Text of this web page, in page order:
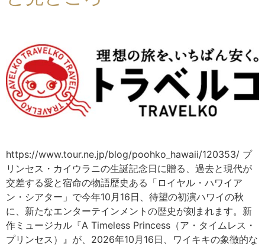
https://www.tour.ne.jp/blog/poohko_hawaii/120353/ プ
リンセス・カイウラニの生誕記念日に贈る、過去と現代が
交差する愛と宿命の物語歴史ある「ロイヤル・ハワイア
ン・シアター」で今年10月16日、待望の初演ハワイの秋
に、新たなエンターテインメントの歴史が刻まれます。新
作ミュージカル『A Timeless Princess（ア・タイムレス・
プリンセス）』が、2026年10月16日、ワイキキの象徴的な